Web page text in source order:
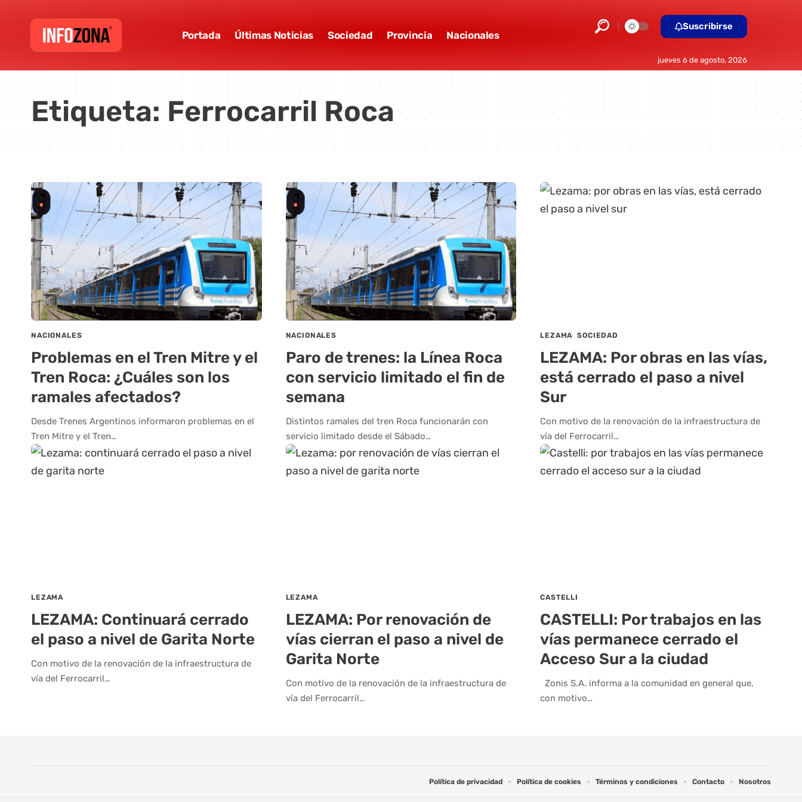
Portada Últimas Noticias Sociedad Provincia Nacionales
Suscribirse
jueves 6 de agosto, 2026
Etiqueta:Ferrocarril Roca
NACIONALES
Problemas en el Tren Mitre y el
Tren Roca: ¿Cuáles son los
ramales afectados?
Desde Trenes Argentinos informaron problemas en el
Tren Mitre y el Tren…
NACIONALES
Paro de trenes: la Línea Roca
con servicio limitado el fin de
semana
Distintos ramales del tren Roca funcionarán con
servicio limitado desde el Sábado…
LEZAMA SOCIEDAD
LEZAMA: Por obras en las vías,
está cerrado el paso a nivel
Sur
Con motivo de la renovación de la infraestructura de
vía del Ferrocarril…
LEZAMA
LEZAMA: Continuará cerrado
el paso a nivel de Garita Norte
Con motivo de la renovación de la infraestructura de
vía del Ferrocarril…
LEZAMA
LEZAMA: Por renovación de
vías cierran el paso a nivel de
Garita Norte
Con motivo de la renovación de la infraestructura de
vía del Ferrocarril…
CASTELLI
CASTELLI: Por trabajos en las
vías permanece cerrado el
Acceso Sur a la ciudad
Zonis S.A. informa a la comunidad en general que,
con motivo…
Política de privacidad Política de cookies Términos y condiciones Contacto Nosotros